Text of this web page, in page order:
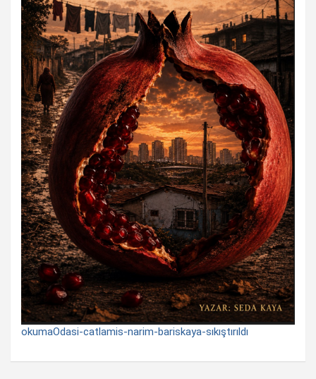
okumaOdasi-catlamis-narim-bariskaya-sıkıştırıldı